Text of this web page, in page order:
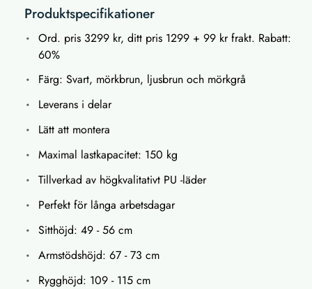
Produktspecifikationer
Ord. pris 3299 kr, ditt pris 1299 + 99 kr frakt. Rabatt:
60%
Färg: Svart, mörkbrun, ljusbrun och mörkgrå
Leverans i delar
Lätt att montera
Maximal lastkapacitet: 150 kg
Tillverkad av högkvalitativt PU -läder
Perfekt för långa arbetsdagar
Sitthöjd: 49 - 56 cm
Armstödshöjd: 67 - 73 cm
Rygghöjd: 109 - 115 cm